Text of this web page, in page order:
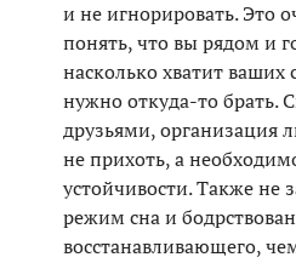
и не игнорировать. Это
понять, что вы рядом и
насколько хватит ваших
нужно откуда-то брать.
друзьями, организация
не прихоть, а
устойчивости. Также не
режим сна и
восстанавливающего,